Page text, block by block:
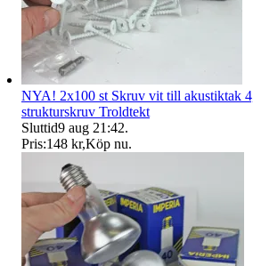
NYA! 2x100 st Skruv vit till akustiktak
strukturskruv Troldtekt
Sluttid9 aug 21:42.
Pris:148 kr,Köp nu.